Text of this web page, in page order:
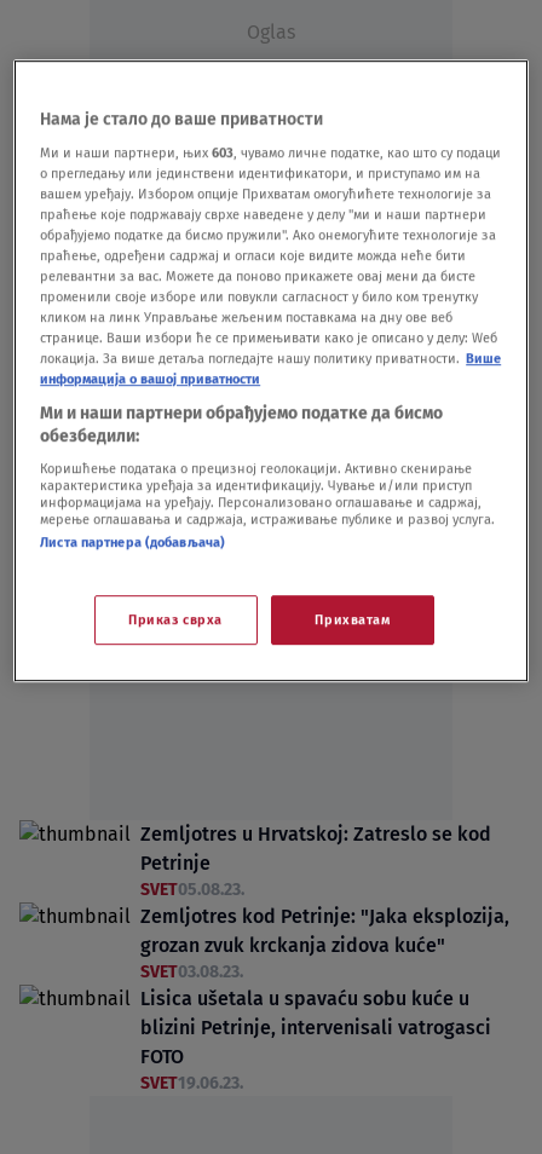
Oglas
Zemljotres pogodio Sloveniju, osetio se i u
Rijeci, Zagrebu i Petrinji: "Pošteno se
treslo šest sekundi"
SVET11.11.23.
Policija prekinula primopredaju droge u
Petrinji: Došlo je do pucnjave, za dve
osobe se traga
SVET08.11.23.
Drama u Hrvatskoj: U sudaru teško
izvlačili iz automobila
SVET26.09.23.
Zemljotres u Hrvatskoj: Zatreslo se kod
Petrinje
SVET05.08.23.
Zemljotres kod Petrinje: "Jaka eksplozija,
grozan zvuk krckanja zidova kuće"
SVET03.08.23.
Lisica ušetala u spavaću sobu kuće u
blizini Petrinje, intervenisali vatrogasci
FOTO
SVET19.06.23.
Нама је стало до ваше приватности
Ми и наши партнери, њих603, чувамо личне податке, као што су подаци
о прегледању или јединствени идентификатори, и приступамо им на
вашем уређају. Избором опције Прихватам омогућићете технологије за
праћење које подржавају сврхе наведене у делу "ми и наши партнери
обрађујемо податке да бисмо пружили". Ако онемогућите технологије за
праћење, одређени садржај и огласи које видите можда неће бити
релевантни за вас. Можете да поново прикажете овај мени да бисте
променили своје изборе или повукли сагласност у било ком тренутку
кликом на линк Управљање жељеним поставкама на дну ове веб
странице. Ваши избори ће се примењивати како је описано у делу: Wеб
локација. За више детаља погледајте нашу политику приватности. Више
информација о вашој приватности
Ми и наши партнери обрађујемо податке да бисмо
обезбедили:
Коришћење података о прецизној геолокацији. Активно скенирање
карактеристика уређаја за идентификацију. Чување и/или приступ
информацијама на уређају. Персонализовано оглашавање и садржај,
мерење оглашавања и садржаја, истраживање публике и развој услуга.
Листа партнера (добављача)
Приказ сврха Прихватам